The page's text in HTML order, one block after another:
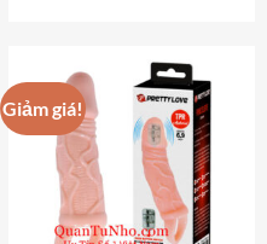
Giảm giá!